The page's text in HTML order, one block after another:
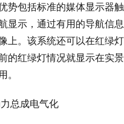
势包括标准的媒体显示器
显示，通过有用的导航信
上。该系统还可以在红绿
的红绿灯情况就显示在实
。
总成电气化